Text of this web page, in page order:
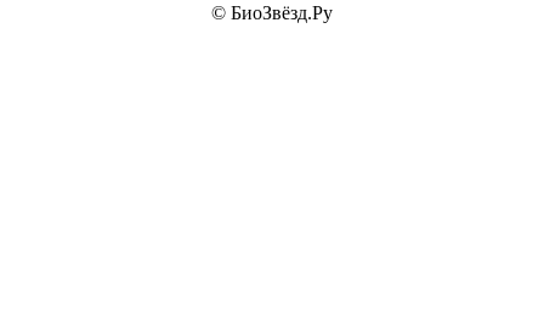
© БиоЗвёзд.Ру